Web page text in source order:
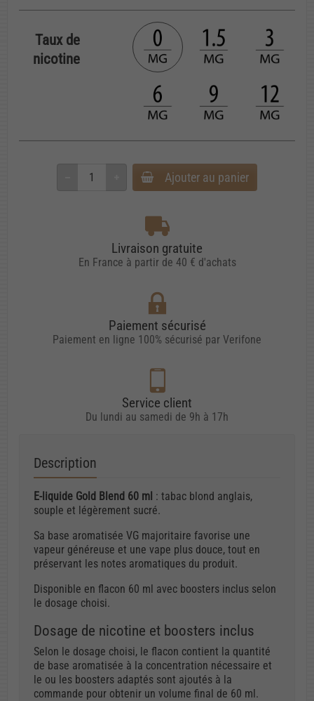
Taux de
nicotine
Ajouter au panier
Livraison gratuite
En France à partir de 40 € d'achats
Paiement sécurisé
Paiement en ligne 100% sécurisé par Verifone
Service client
Du lundi au samedi de 9h à 17h
Description
E-liquide Gold Blend 60 ml : tabac blond anglais,
souple et légèrement sucré.
Sa base aromatisée VG majoritaire favorise une
vapeur généreuse et une vape plus douce, tout en
préservant les notes aromatiques du produit.
Disponible en flacon 60 ml avec boosters inclus selon
le dosage choisi.
Dosage de nicotine et boosters inclus
Selon le dosage choisi, le flacon contient la quantité
de base aromatisée à la concentration nécessaire et
le ou les boosters adaptés sont ajoutés à la
commande pour obtenir un volume final de 60 ml.